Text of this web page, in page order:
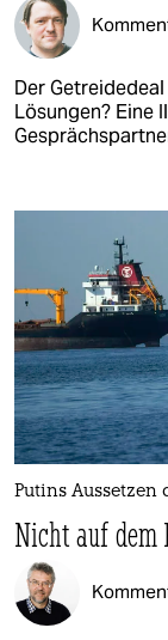
Der
Lösungen? Eine
Putins Aussetzen
Nicht auf dem